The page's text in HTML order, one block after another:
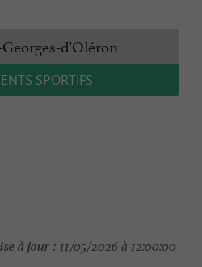
d'Oléron
SPORTIFS
à jour : 11/05/2026 à 12:00:00